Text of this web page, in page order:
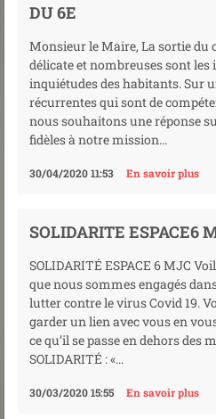
DU 6E
Monsieur le Maire, La sortie du
délicate et nombreuses sont
inquiétudes des habitants. Sur
récurrentes qui sont de
nous souhaitons une réponse
fidèles à notre mission...
30/04/2020 11:53 En savoir plus
SOLIDARITE ESPACE6
SOLIDARITÉ ESPACE 6 MJC
que nous sommes engagés
lutter contre le virus Covid 19.
garder un lien avec vous en
ce qu’il se passe en dehors des
SOLIDARITÉ : «...
30/03/2020 15:55 En savoir plus